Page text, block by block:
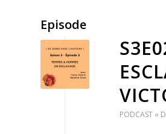
Episode
PODCAST «